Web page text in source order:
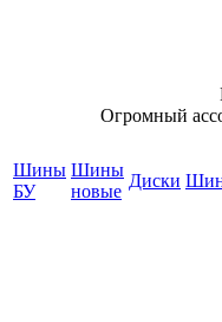
Огромный
Шины
БУ
Шины
новые
Диски